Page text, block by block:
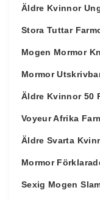
Äldre Kvinnor
Stora Tuttar
Mogen Mormor
Mormor
Äldre Kvinnor 50
Voyeur Afrika
Äldre Svarta
Mormor
Sexig Mogen